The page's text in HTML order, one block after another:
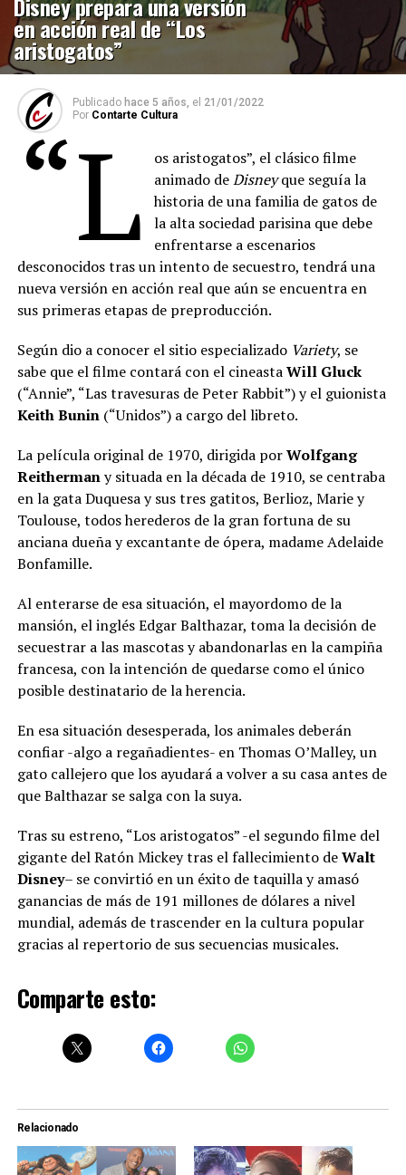
en acción real de “Los
aristogatos”
Publicado hace 5 años, el 21/01/2022
Por Contarte Cultura
“L
os aristogatos”, el clásico filme
animado deDisneyque seguía la
historia de una familia de gatos de
la alta sociedad parisina que debe
enfrentarse a escenarios
desconocidos tras un intento de secuestro, tendrá una
nueva versión en acción real que aún se encuentra en
sus primeras etapas de preproducción.
Según dio a conocer el sitio especializado Variety, se
sabe que el filme contará con el cineastaWill Gluck
(“Annie”, “Las travesuras de Peter Rabbit”) y el guionista
Keith Bunin(“Unidos”) a cargo del libreto.
La película original de 1970, dirigida porWolfgang
Reithermany situada en la década de 1910, se centraba
en la gata Duquesa y sus tres gatitos, Berlioz, Marie y
Toulouse, todos herederos de la gran fortuna de su
anciana dueña y excantante de ópera, madame Adelaide
Bonfamille.
Al enterarse de esa situación, el mayordomo de la
mansión, el inglés Edgar Balthazar, toma la decisión de
secuestrar a las mascotas y abandonarlas en la campiña
francesa, con la intención de quedarse como el único
posible destinatario de la herencia.
En esa situación desesperada, los animales deberán
confiar -algo a regañadientes- en Thomas O’Malley, un
gato callejero que los ayudará a volver a su casa antes de
que Balthazar se salga con la suya.
Tras su estreno, “Los aristogatos” -el segundo filme del
gigante del Ratón Mickey tras el fallecimiento deWalt
Disney– se convirtió en un éxito de taquilla y amasó
ganancias de más de 191 millones de dólares a nivel
mundial, además de trascender en la cultura popular
gracias al repertorio de sus secuencias musicales.
Comparte esto:
Relacionado